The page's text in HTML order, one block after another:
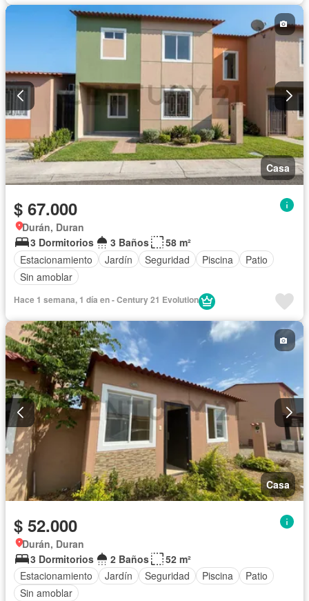
Casa
$ 67.000
Durán, Duran
3 Dormitorios
3 Baños
58 m²
Estacionamiento
Jardín Seguridad Piscina
Patio
Sin amoblar
Hace 1 semana, 1 día en - Century 21 Evolution
Casa
$ 52.000
Durán, Duran
3 Dormitorios
2 Baños
52 m²
Estacionamiento
Jardín Seguridad Piscina
Patio
Sin amoblar